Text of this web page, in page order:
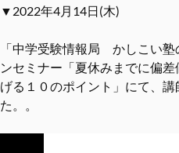
▼2022年4月14日(木)
「中学受験情報局 かしこい
ンセミナー「夏休みまでに偏
げる１０のポイント」にて、
た。。